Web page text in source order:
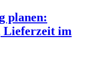
planen:
Lieferzeit im